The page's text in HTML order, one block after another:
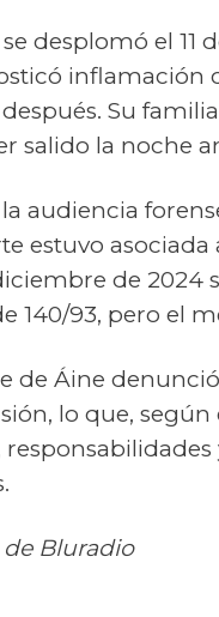
desplomó el 11
inflamación
Su
salido la noche
audiencia
estuvo
de 2024
140/93, pero el
de Áine
lo que,
de Bluradio